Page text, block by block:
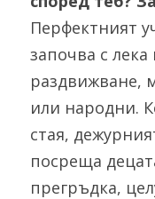
Перфектният
започва с
раздвижване,
или народни.
стая,
посреща
прегръдка,